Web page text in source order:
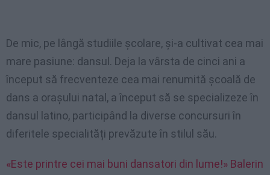
De mic, pe lângă studiile școlare, și-a cultivat cea mai
mare pasiune: dansul. Deja la vârsta de cinci ani a
început să frecventeze cea mai renumită școală de
dans a orașului natal, a început să se specializeze în
dansul latino, participând la diverse concursuri în
diferitele specialități prevăzute în stilul său.
«Este printre cei mai buni dansatori din lume!» Balerin